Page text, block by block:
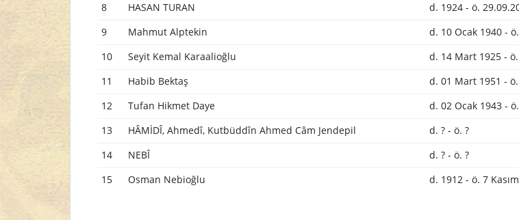
8 HASAN TURAN d. 1924 - ö.
9 Mahmut Alptekin d. 10 Ocak 1940 -
10 Seyit Kemal Karaalioğlu d. 14 Mart 1925 -
11 Habib Bektaş d. 01 Mart 1951 - ö.
12 Tufan Hikmet Daye d. 02 Ocak 1943 -
13 HÂMİDÎ, Ahmedî, Kutbüddîn Ahmed Câm Jendepil d. ? - ö. ?
14 NEBÎ d. ? - ö. ?
15 Osman Nebioğlu d. 1912 - ö. 7